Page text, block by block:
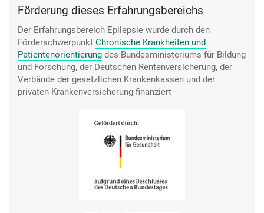
Schmerzen, du hast Muskelkater in jeder Faser, in jeder
Förderung dieses Erfahrungsbereichs
Der Erfahrungsbereich Epilepsie wurde durch den
Förderschwerpunkt Chronische Krankheiten und
Patientenorientierung des Bundesministeriums für Bildung
und Forschung, der Deutschen Rentenversicherung, der
Verbände der gesetzlichen Krankenkassen und der
privaten Krankenversicherung finanziert